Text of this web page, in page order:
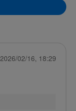
2026/02/16, 18:29